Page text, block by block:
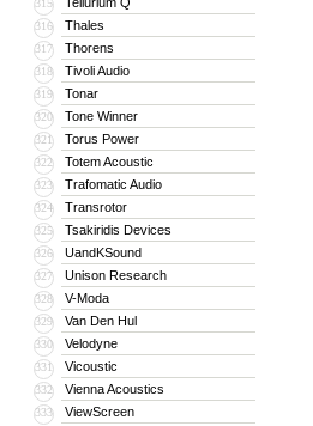
315
316 Thales
317 Thorens
318 Tivoli Audio
319 Tonar
320 Tone Winner
321 Torus Power
322 Totem Acoustic
323 Trafomatic Audio
324 Transrotor
325 Tsakiridis Devices
326 UandKSound
327 Unison Research
328 V-Moda
329 Van Den Hul
330 Velodyne
331 Vicoustic
332 Vienna Acoustics
333 ViewScreen